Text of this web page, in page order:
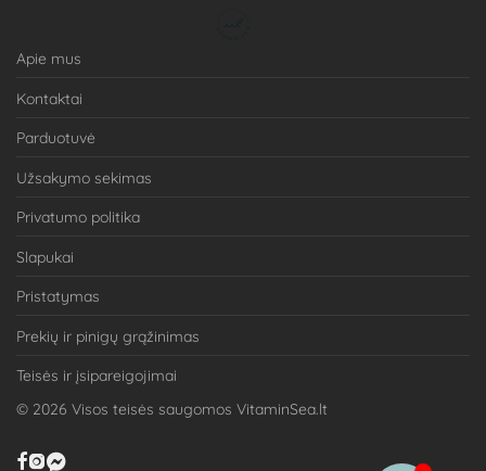
Apie mus
Kontaktai
Parduotuvė
Užsakymo sekimas
Privatumo politika
Slapukai
Pristatymas
Prekių ir pinigų grąžinimas
Teisės ir įsipareigojimai
© 2026 Visos teisės saugomos VitaminSea.lt